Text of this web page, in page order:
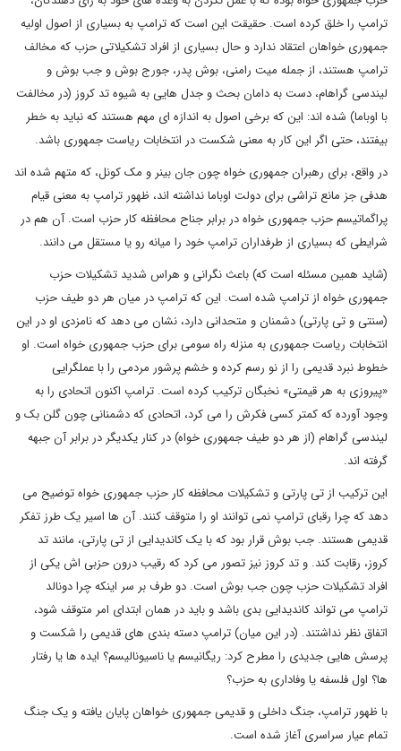
ترامپ را خلق کرده است. حقیقت این است که ترامپ به بسیاری از اصول اولیه
جمهوری خواهان اعتقاد ندارد و حال بسیاری از افراد تشکیلاتی حزب که مخالف
ترامپ هستند، از جمله میت رامنی، بوش پدر، جورج بوش و جب بوش و
لیندسی گراهام، دست به دامان بحث و جدل هایی به شیوه تد کروز (در مخالفت
با اوباما) شده اند: این که برخی اصول به اندازه ای مهم هستند که نباید به خطر
بیفتند، حتی اگر این کار به معنی شکست در انتخابات ریاست جمهوری باشد.
در واقع، برای رهبران جمهوری خواه چون جان بینر و مک کونل، که متهم شده اند
هدفی جز مانع تراشی برای دولت اوباما نداشته اند، ظهور ترامپ به معنی قیام
پراگماتیسم حزب جمهوری خواه در برابر جناح محافظه کار حزب است. آن هم در
شرایطی که بسیاری از طرفداران ترامپ خود را میانه رو یا مستقل می دانند.
(شاید همین مسئله است که) باعث نگرانی و هراس شدید تشکیلات حزب
جمهوری خواه از ترامپ شده است. این که ترامپ در میان هر دو طیف حزب
(سنتی و تی پارتی) دشمنان و متحدانی دارد، نشان می دهد که نامزدی او در این
انتخابات ریاست جمهوری به منزله راه سومی برای حزب جمهوری خواه است. او
خطوط نبرد قدیمی را از نو رسم کرده و خشم پرشور مردمی را با عملگرایی
«پیروزی به هر قیمتی» نخبگان ترکیب کرده است. ترامپ اکنون اتحادی را به
وجود آورده که کمتر کسی فکرش را می کرد، اتحادی که دشمنانی چون گلن بک و
لیندسی گراهام (از هر دو طیف جمهوری خواه) در کنار یکدیگر در برابر آن جبهه
گرفته اند.
این ترکیب از تی پارتی و تشکیلات محافظه کار حزب جمهوری خواه توضیح می
دهد که چرا رقبای ترامپ نمی توانند او را متوقف کنند. آن ها اسیر یک طرز تفکر
قدیمی هستند. جب بوش قرار بود که با یک کاندیدایی از تی پارتی، مانند تد
کروز، رقابت کند. و تد کروز نیز تصور می کرد که رقیب درون حزبی اش یکی از
افراد تشکیلات حزب چون جب بوش است. دو طرف بر سر اینکه چرا دونالد
ترامپ می تواند کاندیدایی بدی باشد و باید در همان ابتدای امر متوقف شود،
اتفاق نظر نداشتند. (در این میان) ترامپ دسته بندی های قدیمی را شکست و
پرسش هایی جدیدی را مطرح کرد: ریگانیسم یا ناسیونالیسم؟ ایده ها یا رفتار
ها؟ اول فلسفه یا وفاداری به حزب؟
با ظهور ترامپ، جنگ داخلی و قدیمی جمهوری خواهان پایان یافته و یک جنگ
تمام عیار سراسری آغاز شده است.